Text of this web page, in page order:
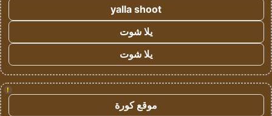
yalla shoot
يلا شوت
يلا شوت
!
موقع كورة